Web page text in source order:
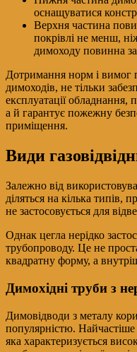
оснащуватися
Верхня частина
покрівлі не менш,
димоходу повинна
Дотримання норм і вимог
димоходів, не тільки
експлуатації
а й гарантує пожежну
приміщення.
Види
Залежно від
діляться на кілька типів,
не застосовується для
Однак цегла нерідко
трубопроводу. Це не
квадратну форму, а
Димохідні труби з
Димовідводи з металу
популярністю. Найчастіше
яка характеризується